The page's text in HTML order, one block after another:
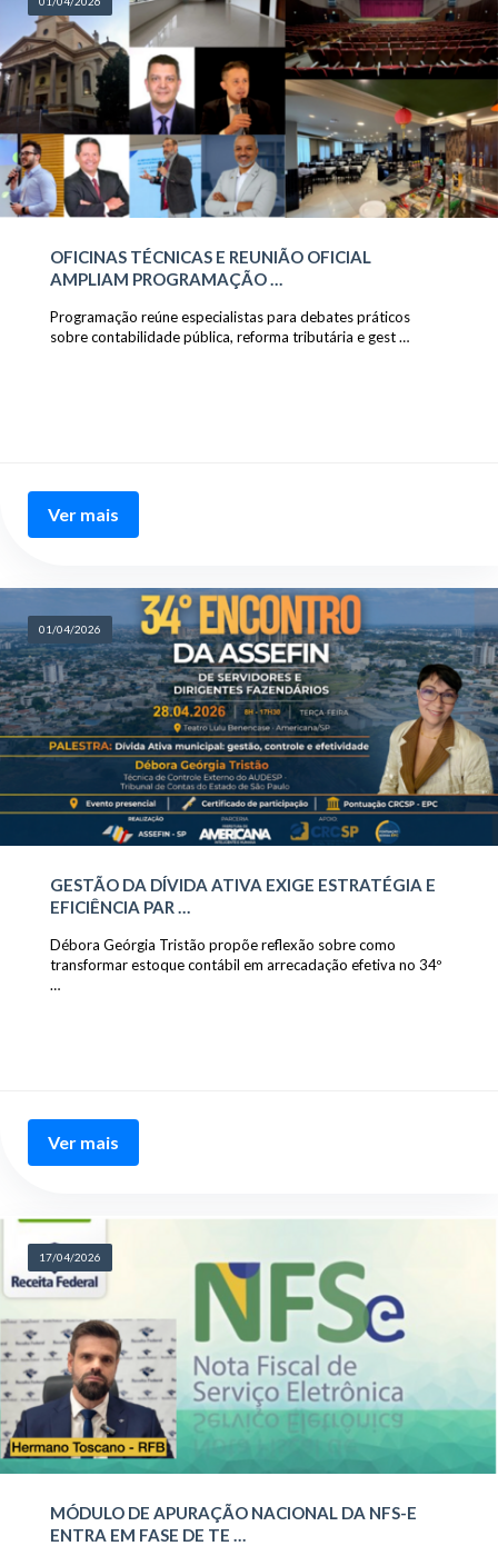
OFICINAS TÉCNICAS E REUNIÃO OFICIAL
AMPLIAM PROGRAMAÇÃO …
Programação reúne especialistas para debates práticos
sobre contabilidade pública, reforma tributária e gest …
Ver mais
01/04/2026
GESTÃO DA DÍVIDA ATIVA EXIGE ESTRATÉGIA E
EFICIÊNCIA PAR …
Débora Geórgia Tristão propõe reflexão sobre como
transformar estoque contábil em arrecadação efetiva no 34º
…
Ver mais
17/04/2026
MÓDULO DE APURAÇÃO NACIONAL DA NFS-E
ENTRA EM FASE DE TE …